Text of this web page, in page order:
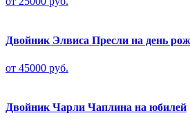
Двойник Элвиса Пресли на день
от 45000 руб.
Двойник Чарли Чаплина на юбилей